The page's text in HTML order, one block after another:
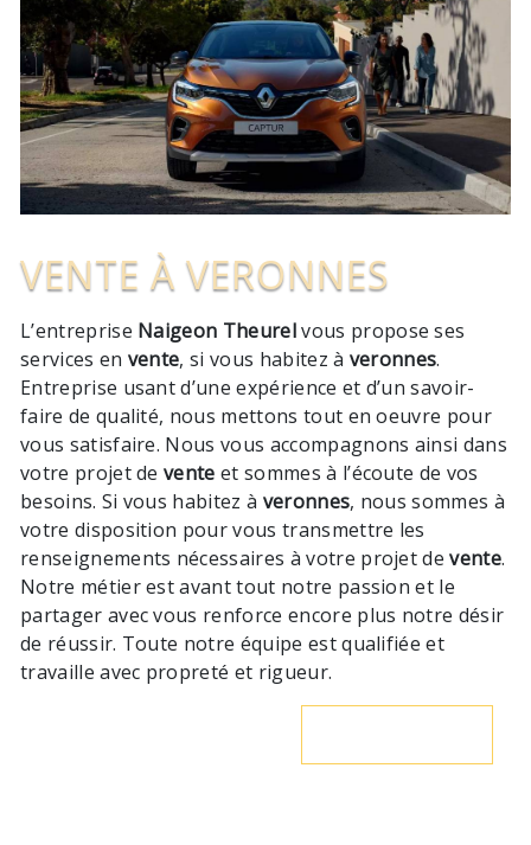
VENTE À VERONNES
L’entreprise Naigeon Theurelvous propose ses
services en vente, si vous habitez à veronnes.
Entreprise usant d’une expérience et d’un savoir-
faire de qualité, nous mettons tout en oeuvre pour
vous satisfaire. Nous vous accompagnons ainsi dans
votre projet devente et sommes à l’écoute de vos
besoins. Si vous habitez à veronnes, nous sommes à
votre disposition pour vous transmettre les
renseignements nécessaires à votre projet devente.
Notre métier est avant tout notre passion et le
partager avec vous renforce encore plus notre désir
de réussir. Toute notre équipe est qualifiée et
travaille avec propreté et rigueur.